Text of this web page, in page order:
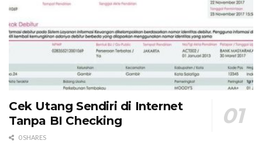
Cek Utang Sendiri di Internet
Tanpa BI Checking
0 SHARES